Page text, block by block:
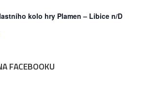
kolo hry Plamen – Libice n/D
FACEBOOKU